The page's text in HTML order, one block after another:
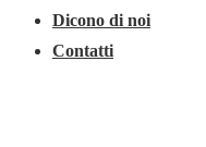
Dicono di noi
Contatti